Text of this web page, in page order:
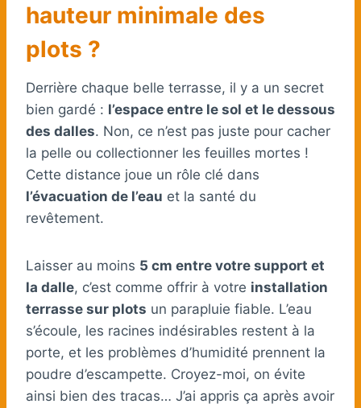
hauteur minimale des
plots ?
Derrière chaque belle terrasse, il y a un secret
bien gardé : l’espace entre le sol et le dessous
des dalles. Non, ce n’est pas juste pour cacher
la pelle ou collectionner les feuilles mortes !
Cette distance joue un rôle clé dans
l’évacuation de l’eau et la santé du
revêtement.
Laisser au moins 5 cm entre votre support et
la dalle, c’est comme offrir à votre installation
terrasse sur plots un parapluie fiable. L’eau
s’écoule, les racines indésirables restent à la
porte, et les problèmes d’humidité prennent la
poudre d’escampette. Croyez-moi, on évite
ainsi bien des tracas… J’ai appris ça après avoir